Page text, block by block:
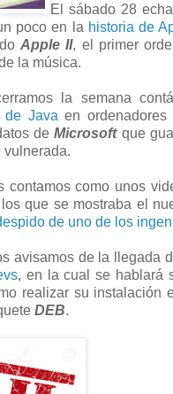
El sábado 28
poco en la historia de
Apple II, el primer
la música.
la semana
de Java en ordenadores
deMicrosoftque
vulnerada.
contamos como unos
que se mostraba el
de uno de los
avisamos de la llegada
, en la cual se hablará
realizar su instalación
DEB.